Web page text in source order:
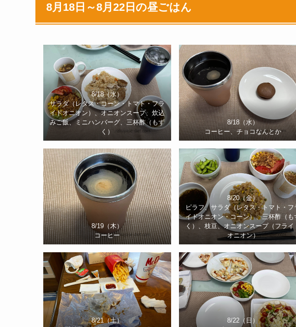
8月18日～8月22日の昼ごはん
8/18（水）
サラダ（レタス・コーン・トマト・フラ
イドオニオン）、オニオンスープ、炊込
みご飯、ミニハンバーグ、三杯酢（もず
く）
8/18（水）
コーヒー、チョコなんとか
8/19（木）
コーヒー
8/20（金）
ピラフ、サラダ（レタス・トマト・フ
イドオニオン・コーン）、三杯酢（も
く）、枝豆、オニオンスープ（フライ
オニオン）
8/21（土）
8/22（日）